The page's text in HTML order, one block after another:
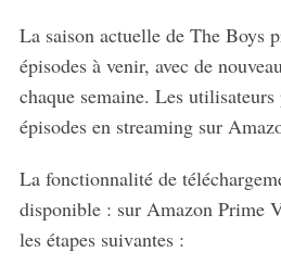
La saison actuelle de The Boys
épisodes à venir, avec de
chaque semaine. Les
épisodes en streaming sur
La fonctionnalité de
disponible : sur Amazon Prime
les étapes suivantes :